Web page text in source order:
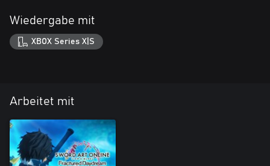
Wiedergabe mit
XBOX Series X|S
Arbeitet mit